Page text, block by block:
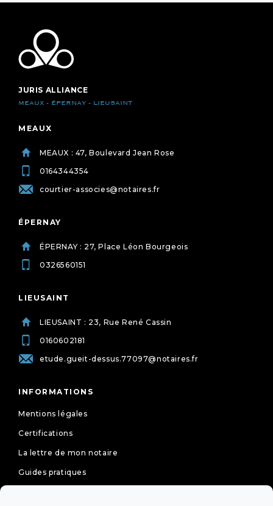
JURIS ALLIANCE
MEAUX - ÉPERNAY - LIEUSAINT
MEAUX
MEAUX : 47, Boulevard Jean Rose
0164344354
courtier-associes@notaires.fr
ÉPERNAY
ÉPERNAY : 27, Place Léon Bourgeois
0326560151
LIEUSAINT
LIEUSAINT : 23, Rue René Cassin
0160602181
etude.gueit-dessus.77097@notaires.fr
INFORMATIONS
Mentions légales
Certifications
La lettre de mon notaire
Guides pratiques